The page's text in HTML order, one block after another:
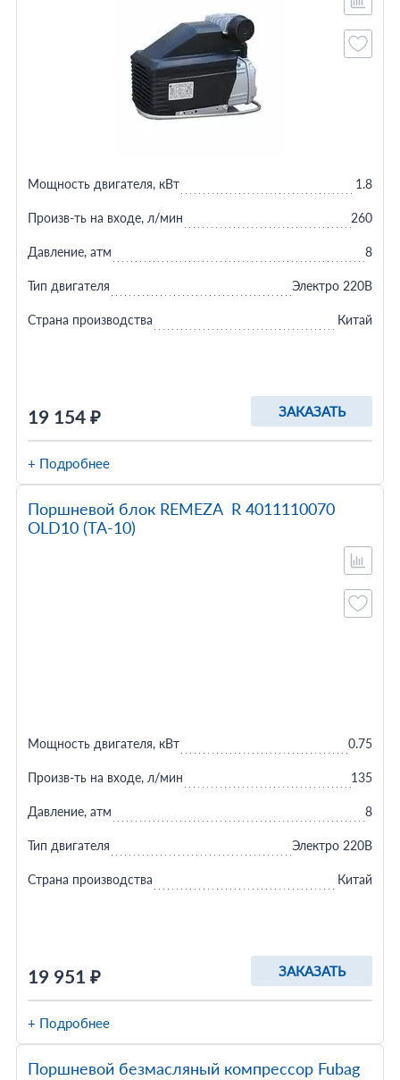
19 154 ₽ ЗАКАЗАТЬ
Мощность двигателя, кВт 1.8
Произв-ть на входе, л/мин 260
Давление, атм 8
Тип двигателя Электро 220В
Страна производства Китай
+ Подробнее
Поршневой блок REMEZA R 4011110070
OLD10 (TA-10)
19 951 ₽ ЗАКАЗАТЬ
Мощность двигателя, кВт 0.75
Произв-ть на входе, л/мин 135
Давление, атм 8
Тип двигателя Электро 220В
Страна производства Китай
+ Подробнее
Поршневой безмасляный компрессор Fubag